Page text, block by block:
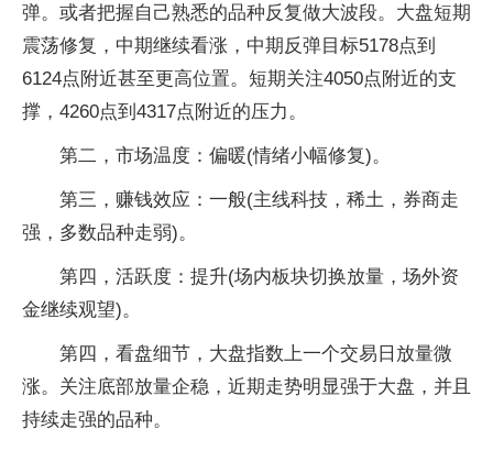
弹。或者把握自己熟悉的品种反复做大波段。大盘短期
震荡修复，中期继续看涨，中期反弹目标5178点到
6124点附近甚至更高位置。短期关注4050点附近的支
撑，4260点到4317点附近的压力。
第二，市场温度：偏暖(情绪小幅修复)。
第三，赚钱效应：一般(主线科技，稀土，券商走
强，多数品种走弱)。
第四，活跃度：提升(场内板块切换放量，场外资
金继续观望)。
第四，看盘细节，大盘指数上一个交易日放量微
涨。关注底部放量企稳，近期走势明显强于大盘，并且
持续走强的品种。